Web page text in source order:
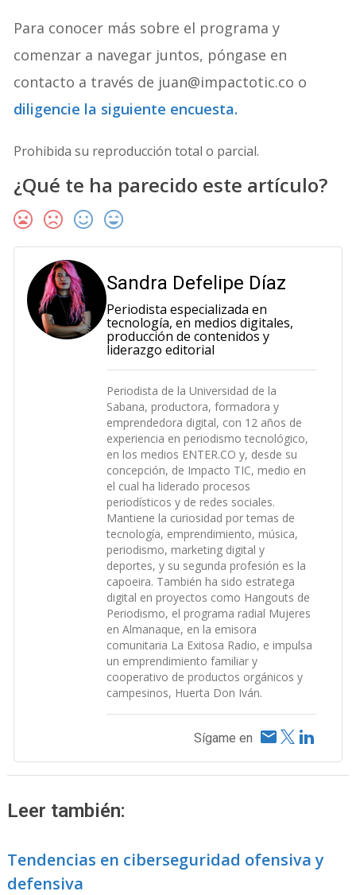
Para conocer más sobre el programa y
comenzar a navegar juntos, póngase en
contacto a través de juan@impactotic.co o
diligencie la siguiente encuesta.
Prohibida su reproducción total o parcial.
¿Qué te ha parecido este artículo?
Sandra Defelipe Díaz
Periodista especializada en
tecnología, en medios digitales,
producción de contenidos y
liderazgo editorial
Periodista de la Universidad de la
Sabana, productora, formadora y
emprendedora digital, con 12 años de
experiencia en periodismo tecnológico,
en los medios ENTER.CO y, desde su
concepción, de Impacto TIC, medio en
el cual ha liderado procesos
periodísticos y de redes sociales.
Mantiene la curiosidad por temas de
tecnología, emprendimiento, música,
periodismo, marketing digital y
deportes, y su segunda profesión es la
capoeira. También ha sido estratega
digital en proyectos como Hangouts de
Periodismo, el programa radial Mujeres
en Almanaque, en la emisora
comunitaria La Exitosa Radio, e impulsa
un emprendimiento familiar y
cooperativo de productos orgánicos y
campesinos, Huerta Don Iván.
Sígame en
Leer también:
Tendencias en ciberseguridad ofensiva y
defensiva